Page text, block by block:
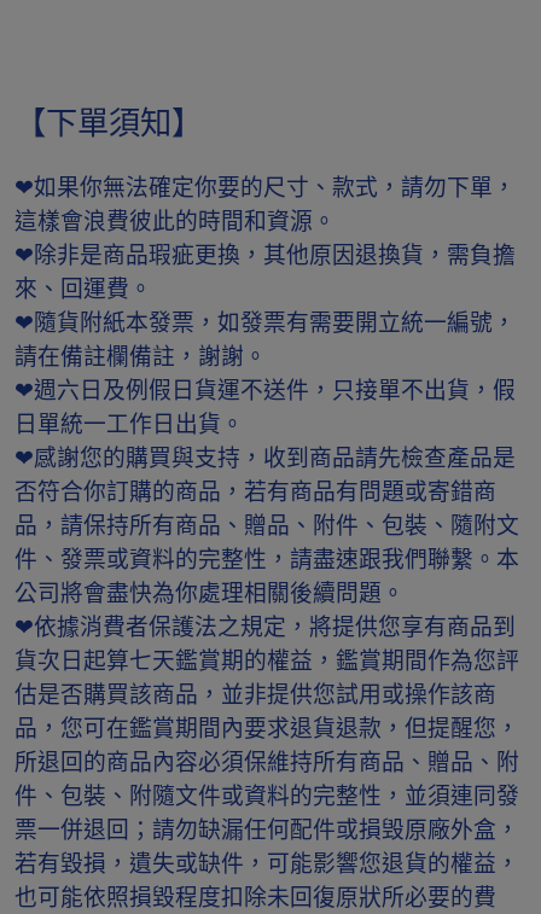
【下單須知】
❤如果你無法確定你要的尺寸、款式，請勿下單，
這樣會浪費彼此的時間和資源。
❤除非是商品瑕疵更換，其他原因退換貨，需負擔
來、回運費。
❤隨貨附紙本發票，如發票有需要開立統一編號，
請在備註欄備註，謝謝。
❤週六日及例假日貨運不送件，只接單不出貨，假
日單統一工作日出貨。
❤感謝您的購買與支持，收到商品請先檢查產品是
否符合你訂購的商品，若有商品有問題或寄錯商
品，請保持所有商品、贈品、附件、包裝、隨附文
件、發票或資料的完整性，請盡速跟我們聯繫。本
公司將會盡快為你處理相關後續問題。
❤依據消費者保護法之規定，將提供您享有商品到
貨次日起算七天鑑賞期的權益，鑑賞期間作為您評
估是否購買該商品，並非提供您試用或操作該商
品，您可在鑑賞期間內要求退貨退款，但提醒您，
所退回的商品內容必須保維持所有商品、贈品、附
件、包裝、附隨文件或資料的完整性，並須連同發
票一併退回；請勿缺漏任何配件或損毁原廠外盒，
若有毀損，遺失或缺件，可能影響您退貨的權益，
也可能依照損毀程度扣除未回復原狀所必要的費